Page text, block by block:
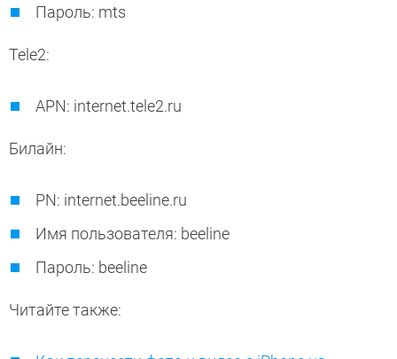
Пароль: mts
Tele2:
APN: internet.tele2.ru
Билайн:
PN: internet.beeline.ru
Имя пользователя: beeline
Пароль: beeline
Читайте также: